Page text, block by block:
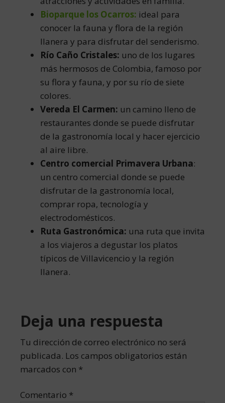
Bioparque los Ocarros: ideal para
conocer la fauna y flora de la región
llanera y para disfrutar del senderismo.
Río Caño Cristales: uno de los lugares
más hermosos de Colombia, famoso por
su flora y fauna, y por su río de siete
colores.
Vereda El Carmen: un camino lleno de
restaurantes donde se puede disfrutar
de la gastronomía local y hacer ejercicio
al aire libre.
Centro comercial Primavera Urbana:
un centro comercial donde se puede
disfrutar de la gastronomía local,
comprar ropa, tecnología y
electrodomésticos.
Ruta Gastronómica: una ruta que invita
a los viajeros a degustar los platos
típicos de Villavicencio y la región
llanera.
Interacciones
con
los
lectores
Deja una respuesta
Tu dirección de correo electrónico no será
publicada. Los campos obligatorios están
marcados con *
Comentario *